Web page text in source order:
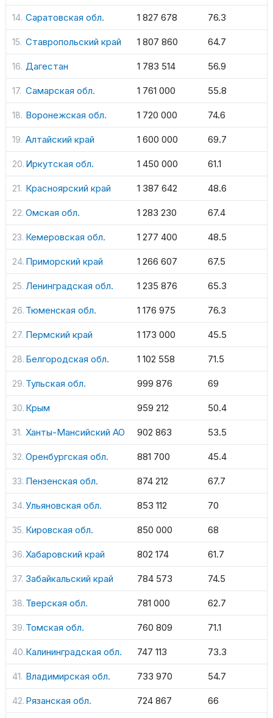
Саратовская обл. 1 827 678 76.3
Ставропольский край 1 807 860 64.7
Дагестан 1 783 514 56.9
Самарская обл. 1 761 000 55.8
Воронежская обл. 1 720 000 74.6
Алтайский край 1 600 000 69.7
Иркутская обл. 1 450 000 61.1
Красноярский край 1 387 642 48.6
Омская обл. 1 283 230 67.4
Кемеровская обл. 1 277 400 48.5
Приморский край 1 266 607 67.5
Ленинградская обл. 1 235 876 65.3
Тюменская обл. 1 176 975 76.3
Пермский край 1 173 000 45.5
Белгородская обл. 1 102 558 71.5
Тульская обл. 999 876 69
Крым 959 212 50.4
Ханты-Мансийский АО 902 863 53.5
Оренбургская обл. 881 700 45.4
Пензенская обл. 874 212 67.7
Ульяновская обл. 853 112 70
Кировская обл. 850 000 68
Хабаровский край 802 174 61.7
Забайкальский край 784 573 74.5
Тверская обл. 781 000 62.7
Томская обл. 760 809 71.1
Калининградская обл. 747 113 73.3
Владимирская обл. 733 970 54.7
Рязанская обл. 724 867 66